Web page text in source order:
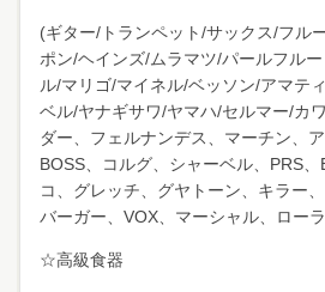
(ギター/トランペット/サックス/フル
ポン/ヘインズ/ムラマツ/パールフル
ル/マリゴ/マイネル/ベッソン/アマテ
ベル/ヤナギサワ/ヤマハ/セルマー/カ
ダー、フェルナンデス、マーチン、
BOSS、コルグ、シャーベル、PRS
コ、グレッチ、グヤトーン、キラー
バーガー、VOX、マーシャル、ロー
☆高級食器